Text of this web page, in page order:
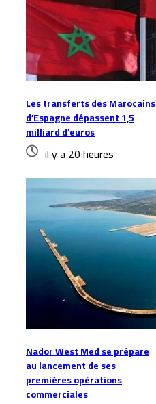
Les transferts des Marocains
d’Espagne dépassent 1,5
milliard d’euros
il y a 20 heures
Nador West Med se prépare
au lancement de ses
premières opérations
commerciales